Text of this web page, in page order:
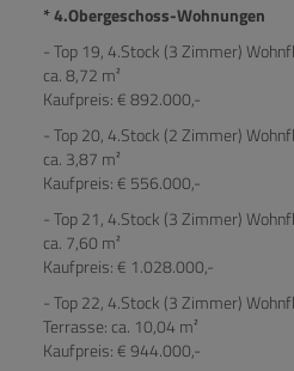
* 4.Obergeschoss-Wohnungen
- Top 19, 4.Stock (3 Zimmer)
ca. 8,72 m²
Kaufpreis: € 892.000,-
- Top 20, 4.Stock (2 Zimmer)
ca. 3,87 m²
Kaufpreis: € 556.000,-
- Top 21, 4.Stock (3 Zimmer)
ca. 7,60 m²
Kaufpreis: € 1.028.000,-
- Top 22, 4.Stock (3 Zimmer)
Terrasse: ca. 10,04 m²
Kaufpreis: € 944.000,-